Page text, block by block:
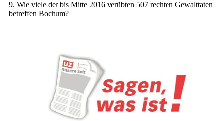
9. Wie viele der bis Mitte 2016 verübten 507 rechten Gewalttaten
betreffen Bochum?